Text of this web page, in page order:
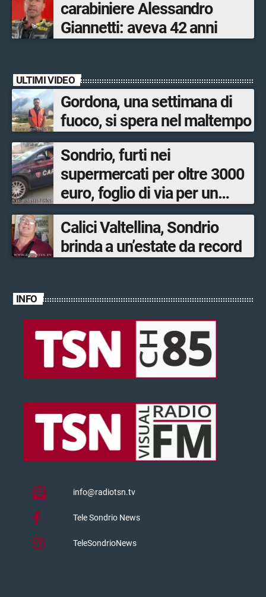
carabiniere Alessandro
Giannetti: aveva 42 anni
ULTIMI VIDEO
Gordona, una settimana di
fuoco, si spera nel maltempo
Sondrio, furti nei
supermercati per oltre 3000
euro, foglio di via per un
ventinovenne
Calici Valtellina, Sondrio
brinda a un’estate da record
INFO
info@radiotsn.tv
Tele Sondrio News
TeleSondrioNews